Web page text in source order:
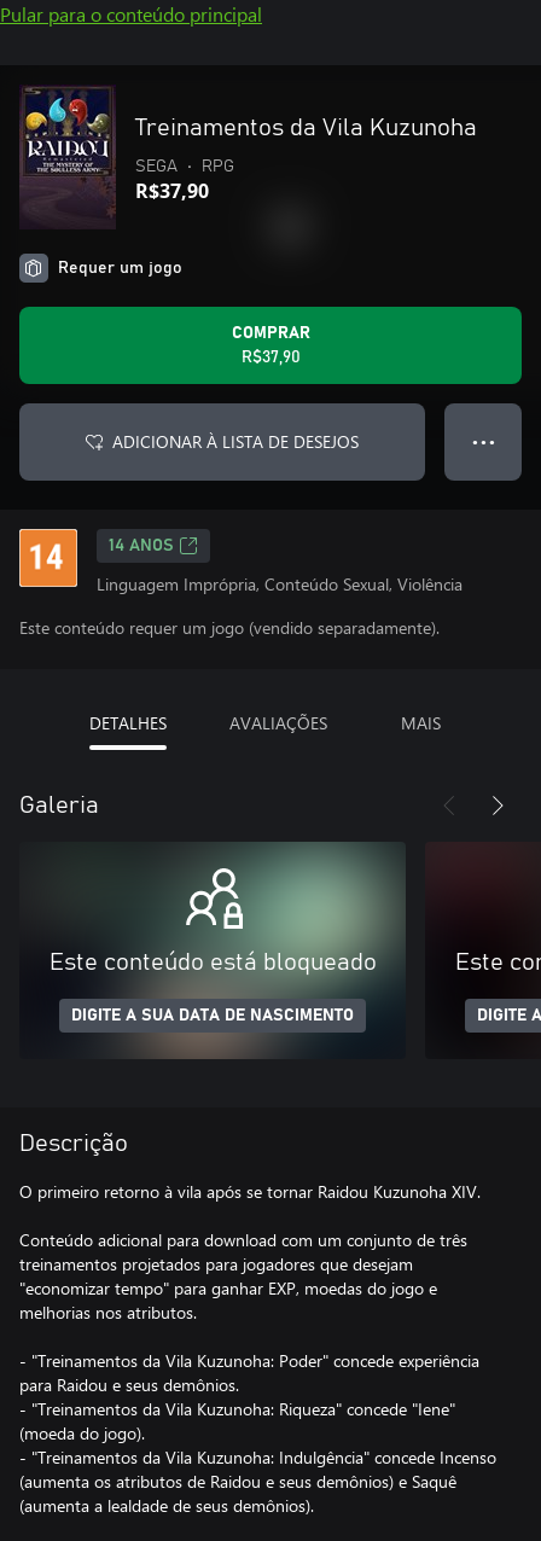
Pular para o conteúdo principal
Treinamentos da Vila Kuzunoha
SEGA • RPG
R$37,90
Requer um jogo
COMPRAR
R$37,90
ADICIONAR À LISTA DE DESEJOS ● ● ●
14 ANOS
Linguagem Imprópria, Conteúdo Sexual, Violência
Este conteúdo requer um jogo (vendido separadamente).
DETALHES AVALIAÇÕES MAIS
Galeria
Este conteúdo está bloqueado
DIGITE A SUA DATA DE NASCIMENTO
Este
DIGITE
Descrição
O primeiro retorno à vila após se tornar Raidou Kuzunoha XIV.
Conteúdo adicional para download com um conjunto de três
treinamentos projetados para jogadores que desejam
"economizar tempo" para ganhar EXP, moedas do jogo e
melhorias nos atributos.
- "Treinamentos da Vila Kuzunoha: Poder" concede experiência
para Raidou e seus demônios.
- "Treinamentos da Vila Kuzunoha: Riqueza" concede "Iene"
(moeda do jogo).
- "Treinamentos da Vila Kuzunoha: Indulgência" concede Incenso
(aumenta os atributos de Raidou e seus demônios) e Saquê
(aumenta a lealdade de seus demônios).